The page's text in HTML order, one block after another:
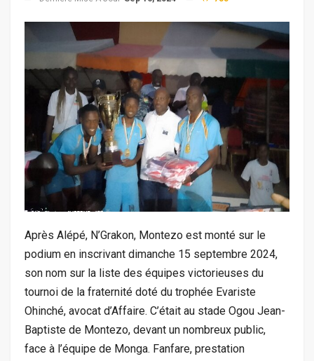
Après Alépé, N’Grakon, Montezo est monté sur le
podium en inscrivant dimanche 15 septembre 2024,
son nom sur la liste des équipes victorieuses du
tournoi de la fraternité doté du trophée Evariste
Ohinché, avocat d’Affaire. C’était au stade Ogou Jean-
Baptiste de Montezo, devant un nombreux public,
face à l’équipe de Monga. Fanfare, prestation